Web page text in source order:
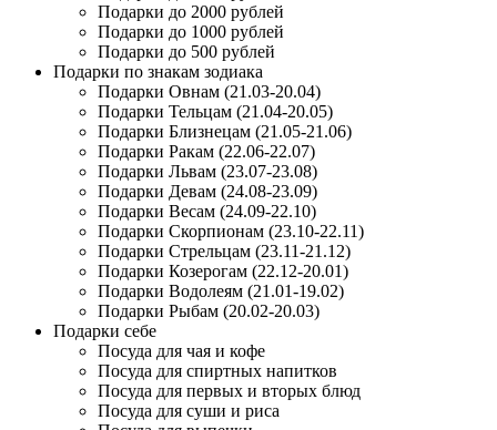
Подарки до 2000 рублей
Подарки до 1000 рублей
Подарки до 500 рублей
Подарки по знакам зодиака
Подарки Овнам (21.03-20.04)
Подарки Тельцам (21.04-20.05)
Подарки Близнецам (21.05-21.06)
Подарки Ракам (22.06-22.07)
Подарки Львам (23.07-23.08)
Подарки Девам (24.08-23.09)
Подарки Весам (24.09-22.10)
Подарки Скорпионам (23.10-22.11)
Подарки Стрельцам (23.11-21.12)
Подарки Козерогам (22.12-20.01)
Подарки Водолеям (21.01-19.02)
Подарки Рыбам (20.02-20.03)
Подарки себе
Посуда для чая и кофе
Посуда для спиртных напитков
Посуда для первых и вторых блюд
Посуда для суши и риса